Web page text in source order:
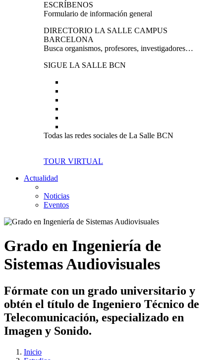
ESCRÍBENOS
Formulario de información general
DIRECTORIO LA SALLE CAMPUS
BARCELONA
Busca organismos, profesores, investigadores…
SIGUE LA SALLE BCN
Todas las redes sociales de La Salle BCN
TOUR VIRTUAL
Actualidad
Noticias
Eventos
Grado en Ingeniería de
Sistemas Audiovisuales
Fórmate con un grado universitario y
obtén el título de Ingeniero Técnico de
Telecomunicación, especializado en
Imagen y Sonido.
Inicio